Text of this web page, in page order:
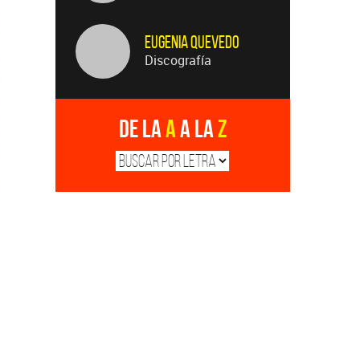
Eugenia Quevedo
Discografía
De laAa laZ